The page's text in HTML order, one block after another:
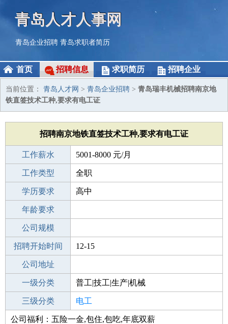
青岛人才人事网
青岛企业招聘 青岛求职者简历
首页 招聘信息 求职简历 招聘企业
当前位置： 青岛人才网 > 青岛企业招聘 > 青岛瑞丰机械招聘南京地
铁直签技术工种,要求有电工证
招聘南京地铁直签技术工种,要求有电工证
工作薪水 5001-8000 元/月
招聘人数 10人
工作类型 全职
性别要求 -
学历要求 高中
工作经验
年龄要求
工作地点
公司规模
公司电话
招聘开始时间 12-15
招聘结束时间
公司地址
一级分类 普工|技工|生产|机械
二级分类 普工/技工
三级分类 电工
其他行业 计算机|互联网|通信|电子
公司福利：五险一金,包住,包吃,年底双薪